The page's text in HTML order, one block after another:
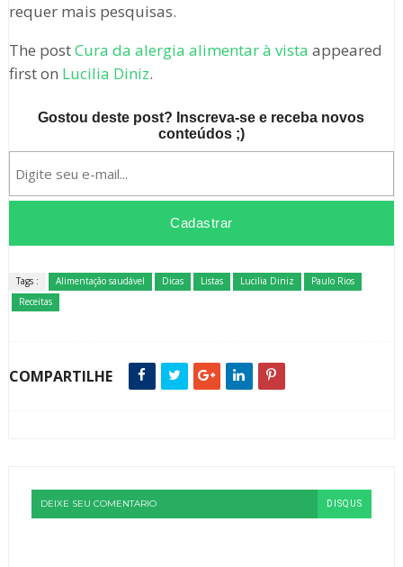
requer mais pesquisas.
The postCura da alergia alimentar à vista appeared
first on Lucilia Diniz.
Gostou deste post? Inscreva-se e receba novos
conteúdos ;)
Tags : Alimentação saudável Dicas Listas Lucilia Diniz
Paulo Rios
Receitas
COMPARTILHE
DEIXE SEU COMENTARIO DISQUS